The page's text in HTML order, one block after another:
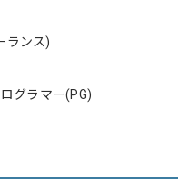
ランス)
グラマー(PG)